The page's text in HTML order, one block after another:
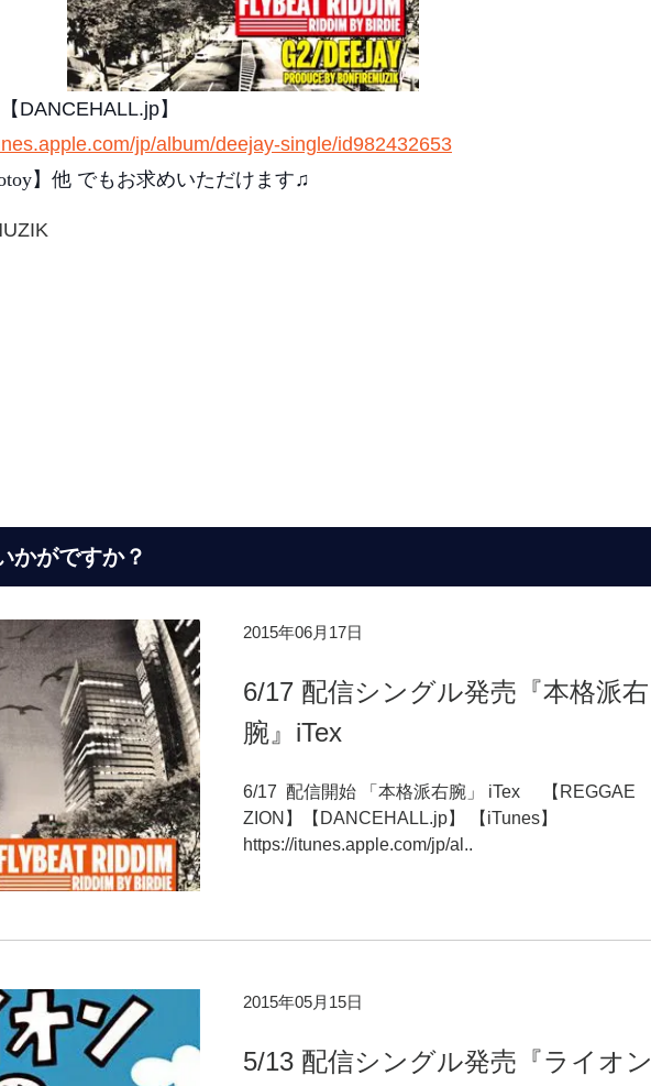
DANCEHALL.jp】
jp/album/deejay-single/id982432653
】他 でもお求めいただけます♫
かがですか？
2015年06月17日
6/17 配信シングル発売『本格派右
腕』iTex
6/17 配信開始 「本格派右腕」 iTex 【REGGAE
ZION】【DANCEHALL.jp】 【iTunes】
https://itunes.apple.com/jp/al..
2015年05月15日
5/13 配信シングル発売『ライオン